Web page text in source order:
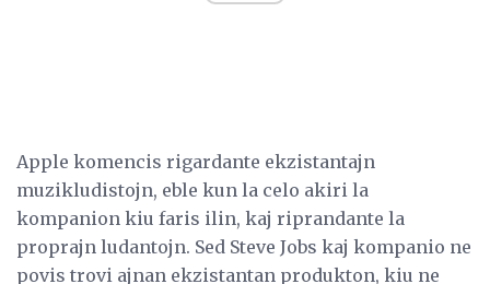
Apple komencis rigardante ekzistantajn
muzikludistojn, eble kun la celo akiri la
kompanion kiu faris ilin, kaj riprandante la
proprajn ludantojn. Sed Steve Jobs kaj kompanio ne
povis trovi ajnan ekzistantan produkton, kiu ne